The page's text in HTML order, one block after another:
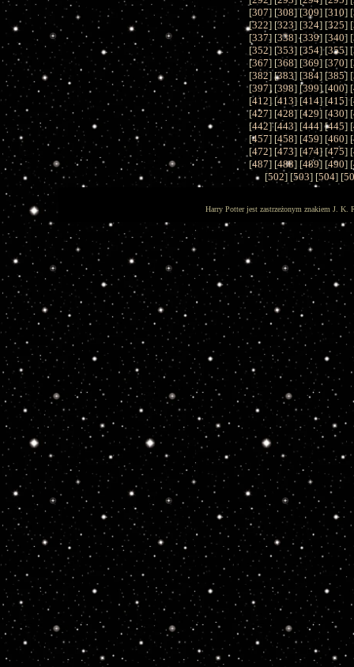
[307] [308] [309] [310] [
[322] [323] [324] [325] [
[337] [338] [339] [340] [
[352] [353] [354] [355] [
[367] [368] [369] [370] [
[382] [383] [384] [385] [
[397] [398] [399] [400] [
[412] [413] [414] [415] [
[427] [428] [429] [430] [
[442] [443] [444] [445] [
[457] [458] [459] [460] [
[472] [473] [474] [475] [
[487] [488] [489] [490] [
[502] [503] [504] [
Harry Potter jest zastrzeżonym znakiem J. K.